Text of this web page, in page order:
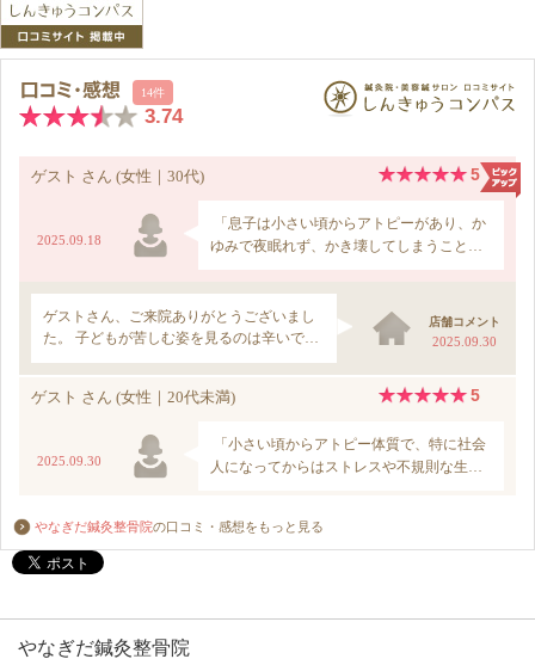
やなぎだ鍼灸整骨院の口コミ・感想をもっと見る
やなぎだ鍼灸整骨院